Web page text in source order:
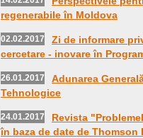
regenerabile în Moldova
02.02.2017
Zi de informare
cercetare - inovare în
26.01.2017
Adunarea
Tehnologice
24.01.2017
Revista
în baza de date de Thomson